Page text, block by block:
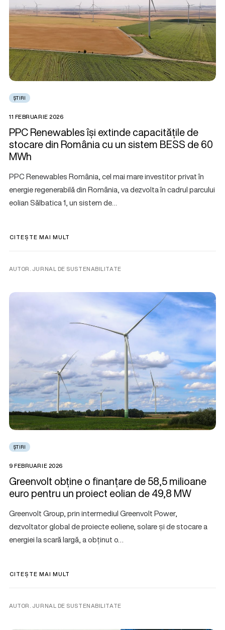
ȘTIRI
11 FEBRUARIE 2026
PPC Renewables își extinde capacitățile de
stocare din România cu un sistem BESS de 60
MWh
PPC Renewables România, cel mai mare investitor privat în
energie regenerabilă din România, va dezvolta în cadrul parcului
eolian Sălbatica 1, un sistem de…
CITEȘTE MAI MULT
AUTOR. JURNAL DE SUSTENABILITATE
ȘTIRI
9 FEBRUARIE 2026
Greenvolt obține o finanțare de 58,5 milioane
euro pentru un proiect eolian de 49,8 MW
Greenvolt Group, prin intermediul Greenvolt Power,
dezvoltator global de proiecte eoliene, solare și de stocare a
energiei la scară largă, a obținut o…
CITEȘTE MAI MULT
AUTOR. JURNAL DE SUSTENABILITATE